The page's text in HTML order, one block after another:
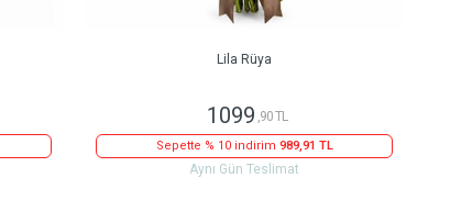
Lila Rüya
1099 ,90 TL
Sepette % 10 indirim 989,91 TL
Aynı Gün Teslimat